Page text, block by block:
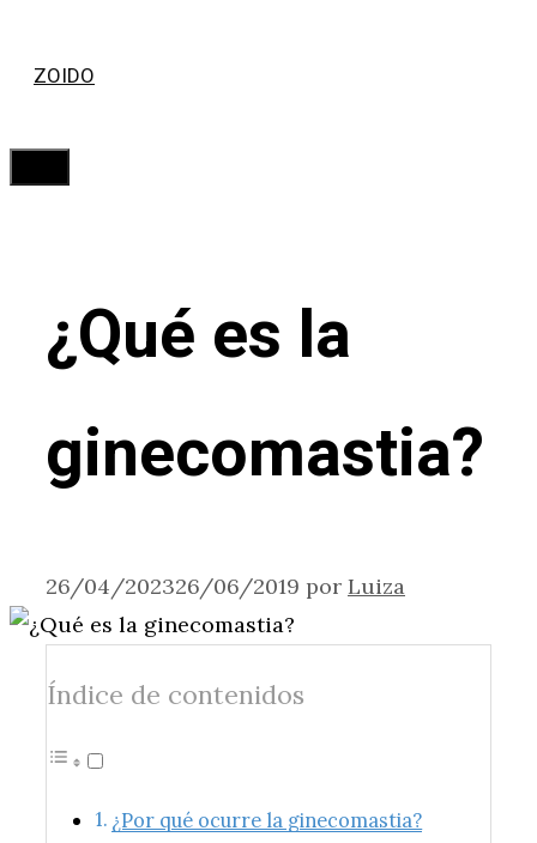
ZOIDO
¿Qué es la
ginecomastia?
26/04/202326/06/2019 por Luiza
Índice de contenidos
¿Por qué ocurre la ginecomastia?